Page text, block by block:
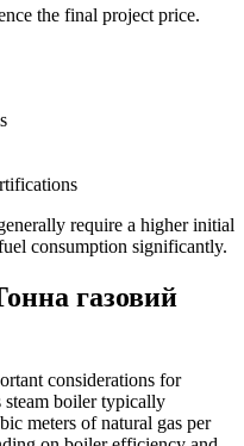
the final project price.
require a higher initial
consumption significantly.
газовий
considerations for
steam boiler typically
meters of natural gas per